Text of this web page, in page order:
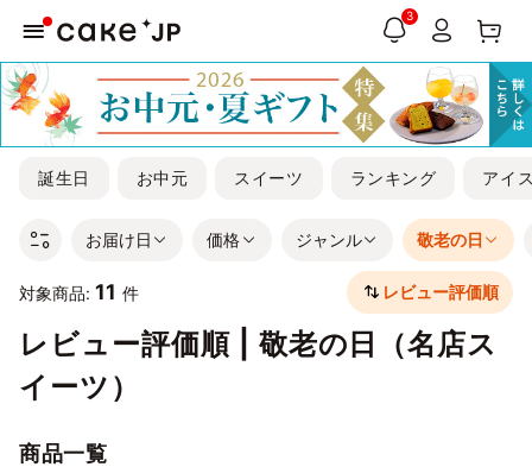
3
誕生日 お中元 スイーツ ランキング アイ
お届け日 価格 ジャンル 敬老の日
対象商品: 11 件 レビュー評価順
レビュー評価順 | 敬老の日（名店ス
イーツ）
商品一覧